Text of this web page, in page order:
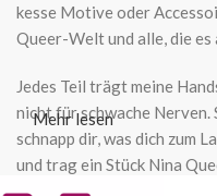
kesse Motive oder
Queer-Welt und alle, die
Jedes Teil trägt meine
nicht für schwache
schnapp dir, was dich zum
und trag ein Stück Nina
Mehr lesen